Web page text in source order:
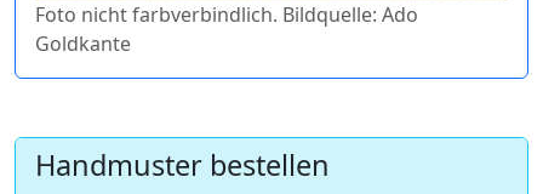
Foto nicht farbverbindlich. Bildquelle: Ado
Goldkante
Handmuster bestellen